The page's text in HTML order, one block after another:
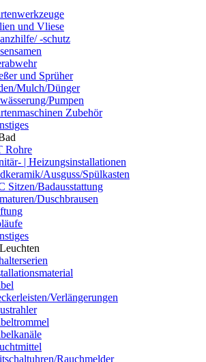
und Vliese
-schutz
und Sprüher
Mulch/Dünger
Pumpen
Zubehör
Rohre
| Heizungsinstallationen
Ausguss/Spülkasten
Sitzen/Badausstattung
Duschbrausen
Verlängerungen
Rauchmelder